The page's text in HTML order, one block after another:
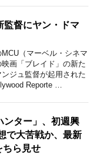
監督にヤン・ドマ
（マーベル・シネマ
画「ブレイド」の新た
ジュ監督が起用された
Reporte …
ンター」、初週興
で大苦戦か、最新
ちら見せ